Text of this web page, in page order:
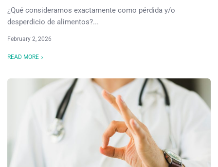
¿Qué consideramos exactamente como pérdida y/o
desperdicio de alimentos?...
February 2, 2026
READ MORE